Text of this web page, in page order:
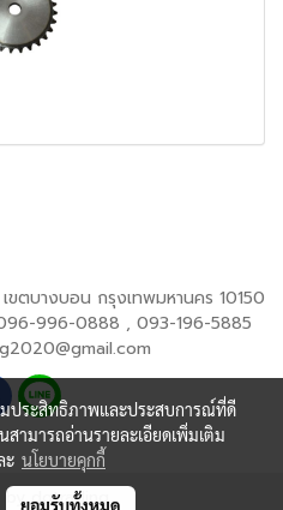
ขตบางบอน กรุงเทพมหานคร 10150
996-0888 , 093-196-5885
dqtrading
มประสิทธิภาพและประสบการณ์ที่ดี
สามารถอ่านรายละเอียดเพิ่มเติม
ะ นโยบายคุกกี้
ยอมรับทั้งหมด